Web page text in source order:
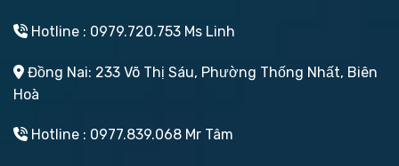
Hotline : 0979.720.753 Ms Linh
Đồng Nai: 233 Võ Thị Sáu, Phường Thống Nhất, Biên
Hoà
Hotline : 0977.839.068 Mr Tâm